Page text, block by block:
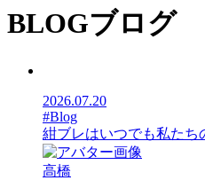
BLOGブログ
2026.07.20
#Blog
紺ブレはいつでも私たち
高橋